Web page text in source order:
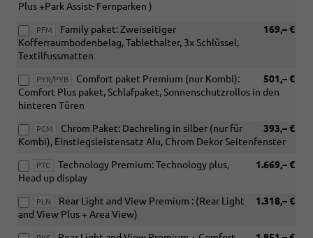
Plus +Park Assist- Fernparken )
PFM 169,– €
Family paket: Zweiseitiger
Kofferraumbodenbelag, Tablethalter, 3x Schlüssel,
Textilfussmatten
PYR/PYB 501,– €
Comfort paket Premium (nur Kombi):
Comfort Plus paket, Schlafpaket, Sonnenschutzrollos in den
hinteren Türen
PCM 393,– €
Chrom Paket: Dachreling in silber (nur für
Kombi), Einstiegsleistensatz Alu, Chrom Dekor Seitenfenster
PTC 1.669,– €
Technology Premium: Technology plus,
Head up display
PLN 1.318,– €
Rear Light and View Premium : (Rear Light
and View Plus + Area View)